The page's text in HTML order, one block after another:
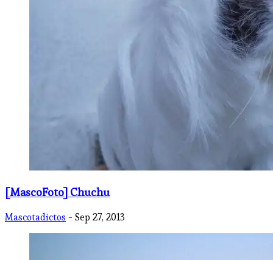
[MascoFoto] Chuchu
Mascotadictos - Sep 27, 2013